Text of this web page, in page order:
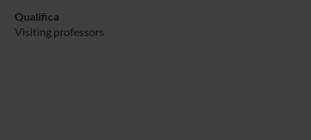
Qualifica
Visiting professors